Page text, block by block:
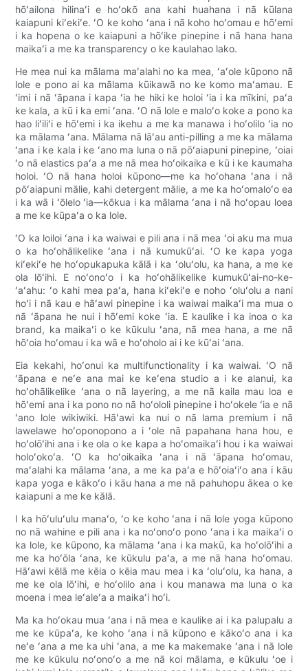
hōʻailona hilinaʻi e hoʻokō ana kahi huahana i nā kūlana
kaiapuni kiʻekiʻe. ʻO ke koho ʻana i nā koho hoʻomau e hōʻemi
i ka hopena o ke kaiapuni a hōʻike pinepine i nā hana hana
maikaʻi a me ka transparency o ke kaulahao lako.
He mea nui ka mālama maʻalahi no ka mea, ʻaʻole kūpono nā
lole e pono ai ka mālama kūikawā no ke komo maʻamau. E
ʻimi i nā ʻāpana i kapa ʻia he hiki ke holoi ʻia i ka mīkini, paʻa
ke kala, a kū i ka emi ʻana. ʻO nā lole e maloʻo koke a pono ka
hao liʻiliʻi e hōʻemi i ka ikehu a me ka manawa i hoʻolilo ʻia no
ka mālama ʻana. Mālama nā lāʻau anti-pilling a me ka mālama
ʻana i ke kala i ke ʻano ma luna o nā pōʻaiapuni pinepine, ʻoiai
ʻo nā elastics paʻa a me nā mea hoʻoikaika e kū i ke kaumaha
holoi. ʻO nā hana holoi kūpono—me ka hoʻohana ʻana i nā
pōʻaiapuni mālie, kahi detergent mālie, a me ka hoʻomaloʻo ea
i ka wā i ʻōlelo ʻia—kōkua i ka mālama ʻana i nā hoʻopau loea
a me ke kūpaʻa o ka lole.
ʻO ka loiloi ʻana i ka waiwai e pili ana i nā mea ʻoi aku ma mua
o ka hoʻohālikelike ʻana i nā kumukūʻai. ʻO ke kapa yoga
kiʻekiʻe he hoʻopukapuka kālā i ka ʻoluʻolu, ka hana, a me ke
ola lōʻihi. E noʻonoʻo i ka hoʻohālikelike kumukūʻai-no-ke-
ʻaʻahu: ʻo kahi mea paʻa, hana kiʻekiʻe e noho ʻoluʻolu a nani
hoʻi i nā kau e hāʻawi pinepine i ka waiwai maikaʻi ma mua o
nā ʻāpana he nui i hōʻemi koke ʻia. E kaulike i ka inoa o ka
brand, ka maikaʻi o ke kūkulu ʻana, nā mea hana, a me nā
hōʻoia hoʻomau i ka wā e hoʻoholo ai i ke kūʻai ʻana.
Eia kekahi, hoʻonui ka multifunctionality i ka waiwai. ʻO nā
ʻāpana e neʻe ana mai ke keʻena studio a i ke alanui, ka
hoʻohālikelike ʻana o nā layering, a me nā kaila mau loa e
hōʻemi ana i ka pono no nā hoʻololi pinepine i hoʻokele ʻia e nā
ʻano lole wikiwiki. Hāʻawi ka nui o nā lama premium i nā
lawelawe hoʻoponopono a i ʻole nā ​​​​papahana hana hou, e
hoʻolōʻihi ana i ke ola o ke kapa a hoʻomaikaʻi hou i ka waiwai
holoʻokoʻa. ʻO ka hoʻoikaika ʻana i nā ʻāpana hoʻomau,
maʻalahi ka mālama ʻana, a me ka paʻa e hōʻoiaʻiʻo ana i kāu
kapa yoga e kākoʻo i kāu hana a me nā pahuhopu ākea o ke
kaiapuni a me ke kālā.
I ka hōʻuluʻulu manaʻo, ʻo ke koho ʻana i nā lole yoga kūpono
no nā wahine e pili ana i ka noʻonoʻo pono ʻana i ka maikaʻi o
ka lole, ke kūpono, ka mālama ʻana i ka makū, ka hoʻolōʻihi a
me ka hoʻōla ʻana, ke kūkulu paʻa, a me nā hana hoʻomau.
Hāʻawi kēlā me kēia o kēia mau mea i ka ʻoluʻolu, ka hana, a
me ke ola lōʻihi, e hoʻolilo ana i kou manawa ma luna o ka
moena i mea leʻaleʻa a maikaʻi hoʻi.
Ma ka hoʻokau mua ʻana i nā mea e kaulike ai i ka palupalu a
me ke kūpaʻa, ke koho ʻana i nā kūpono e kākoʻo ana i ka
neʻe ʻana a me ka uhi ʻana, a me ka makemake ʻana i nā lole
me ke kūkulu noʻonoʻo a me nā koi mālama, e kūkulu ʻoe i